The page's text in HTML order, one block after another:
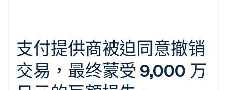
支付提供商被迫同意撤销
交易，最终蒙受 9,000 万